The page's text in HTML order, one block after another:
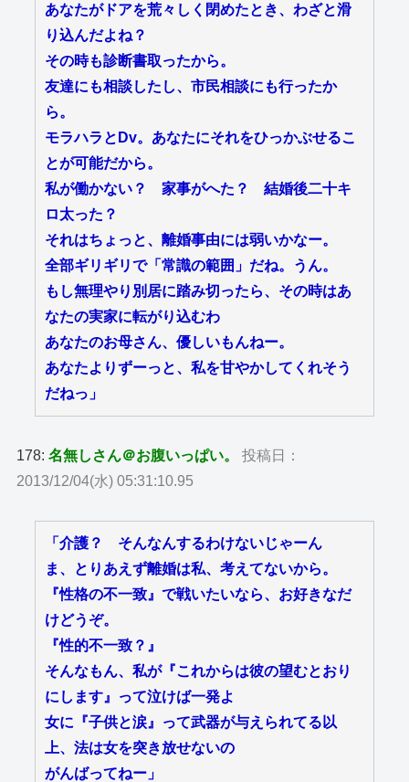
あなたがドアを荒々しく閉めたとき、わざと滑
り込んだよね？
その時も診断書取ったから。
友達にも相談したし、市民相談にも行ったか
ら。
モラハラとDv。あなたにそれをひっかぶせるこ
とが可能だから。
私が働かない？ 家事がへた？ 結婚後二十キ
ロ太った？
それはちょっと、離婚事由には弱いかなー。
全部ギリギリで「常識の範囲」だね。うん。
もし無理やり別居に踏み切ったら、その時はあ
なたの実家に転がり込むわ
あなたのお母さん、優しいもんねー。
あなたよりずーっと、私を甘やかしてくれそう
だねっ」
178:名無しさん＠お腹いっぱい。
投稿日：
2013/12/04(水) 05:31:10.95
「介護？ そんなんするわけないじゃーん
ま、とりあえず離婚は私、考えてないから。
『性格の不一致』で戦いたいなら、お好きなだ
けどうぞ。
『性的不一致？』
そんなもん、私が『これからは彼の望むとおり
にします』って泣けば一発よ
女に『子供と涙』って武器が与えられてる以
上、法は女を突き放せないの
がんばってねー」